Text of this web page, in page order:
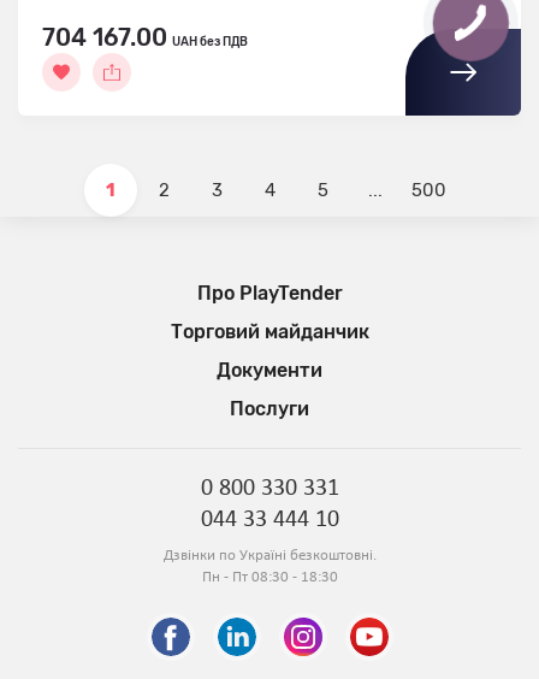
704 167.00 UAH без ПДВ
1 2 3 4 5 ... 500
Про PlayTender
Торговий майданчик
Документи
Послуги
0 800 330 331
044 33 444 10
Дзвінки по Україні безкоштовні.
Пн - Пт 08:30 - 18:30